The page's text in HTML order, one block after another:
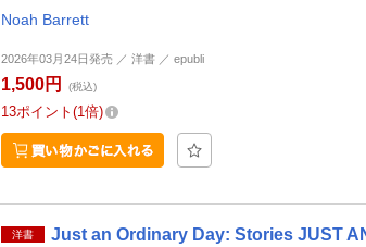
Noah Barrett
2026年03月24日発売 ／ 洋書 ／ epubli
1,500円 (税込)
13ポイント 1倍
洋書 Just an Ordinary Day: Stories JUST